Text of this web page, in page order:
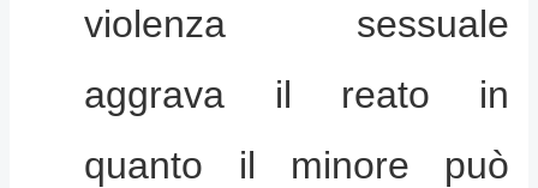
violenza sessuale
aggrava il reato in
quanto il minore può